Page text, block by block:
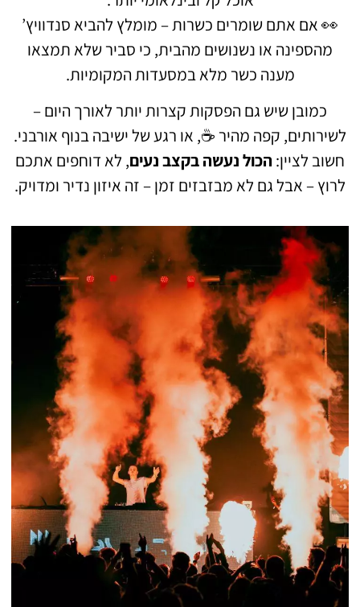
👀 אם אתם שומרים כשרות – מומלץ להביא סנדוויץ’
מהספינה או נשנושים מהבית, כי סביר שלא תמצאו
מענה כשר מלא במסעדות המקומיות.
כמובן שיש גם הפסקות קצרות יותר לאורך היום –
לשירותים, קפה מהיר ☕, או רגע של ישיבה בנוף אורבני.
חשוב לציין: הכול נעשה בקצב נעים, לא דוחפים אתכם
לרוץ – אבל גם לא מבזבזים זמן – זה איזון נדיר ומדויק.